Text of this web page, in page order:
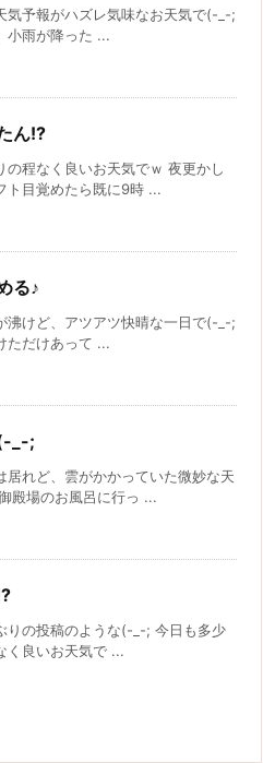
気予報がハズレ気味なお天気で(-_-;
小雨が降った ...
ん!?
の程なく良いお天気でｗ 夜更かし
ト目覚めたら既に9時 ...
る♪
沸けど、アツアツ快晴な一日で(-_-;
ただけあって ...
_-;
居れど、雲がかかっていた微妙な天
殿場のお風呂に行っ ...
りの投稿のような(-_-; 今日も多少
く良いお天気で ...